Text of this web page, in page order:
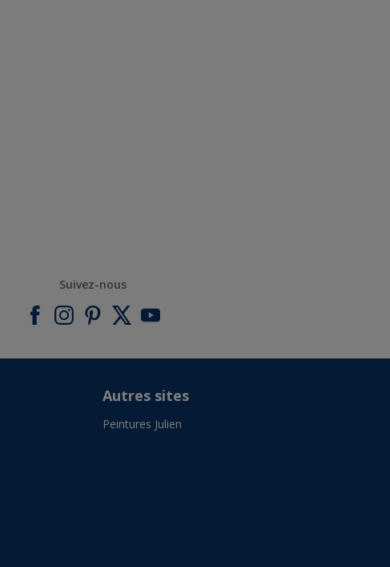
Suivez-nous
Autres sites
Peintures Julien